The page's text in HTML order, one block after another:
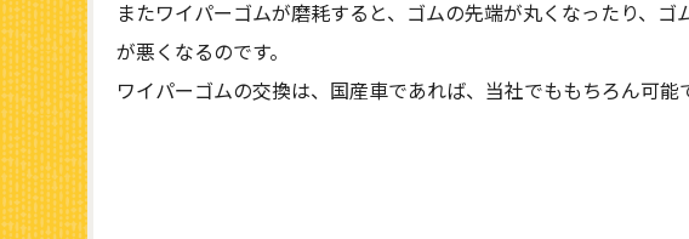
またワイパーゴムが磨耗すると、ゴムの先端が丸くなったり、
が悪くなるのです。
ワイパーゴムの交換は、国産車であれば、当社でももちろん可能